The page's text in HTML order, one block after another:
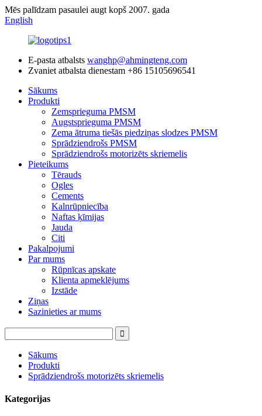
Mēs palīdzam pasaulei augt kopš 2007. gada
English
E-pasta atbalsts wanghp@ahmingteng.com
Zvaniet atbalsta dienestam +86 15105696541
Sākums
Produkti
Zemsprieguma PMSM
Augstsprieguma PMSM
Zema ātruma tiešās piedziņas slodzes PMSM
Sprādziendrošs PMSM
Sprādziendrošs motorizēts skriemelis
Pieteikums
Tērauds
Ogles
Cements
Kalnrūpniecība
Naftas ķīmijas
Jauda
Citi
Pakalpojumi
Par mums
Rūpnīcas apskate
Klienta apmeklējums
Izstāde
Ziņas
Sazinieties ar mums
Sākums
Produkti
Sprādziendrošs motorizēts skriemelis
Kategorijas